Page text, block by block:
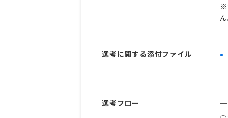
※
選考に関する添付ファイル
選考フロー